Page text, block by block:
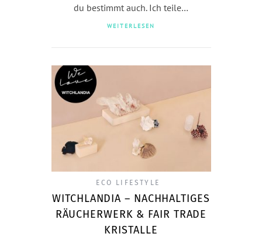
du bestimmt auch. Ich teile…
WEITERLESEN
ECO LIFESTYLE
WITCHLANDIA – NACHHALTIGES
RÄUCHERWERK & FAIR TRADE
KRISTALLE